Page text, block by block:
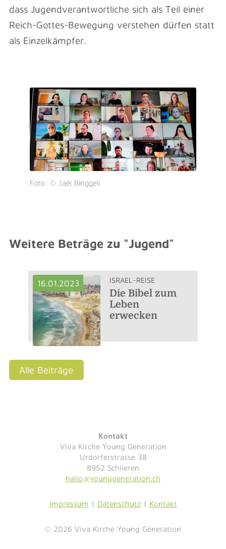
dass Jugendverantwortliche sich als Teil einer
Reich-Gottes-Bewegung verstehen dürfen statt
als Einzelkämpfer.
Foto: © Jaël Binggeli
Weitere Beträge zu "Jugend"
16.01.2023 ISRAEL-REISE
Die Bibel zum
Leben
erwecken
Alle Beiträge
Kontakt
Viva Kirche Young Generation
Urdorferstrasse 38
8952 Schlieren
hallo@younggeneration.ch
Impressum | Datenschutz| Kontakt
© 2026 Viva Kirche Young Generation